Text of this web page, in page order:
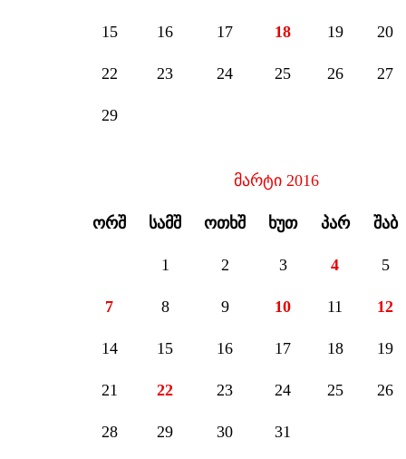
15 16 17 18 19 20
22 23 24 25 26 27
29
მარტი 2016
ᲝᲠᲨ ᲡᲐᲛᲨ ᲝᲗᲮᲨ ᲮᲣᲗ ᲞᲐᲠ ᲨᲐᲑ
1 2 3 4 5
7 8 9 10 11 12
14 15 16 17 18 19
21 22 23 24 25 26
28 29 30 31